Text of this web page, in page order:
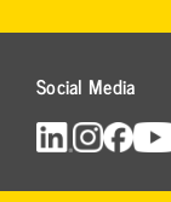
Social Media